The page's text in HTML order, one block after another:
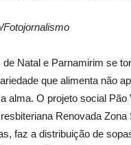
Fotojornalismo
Natal e Parnamirim se
que alimenta não
alma. O projeto social Pão
Renovada Zona
faz a distribuição de